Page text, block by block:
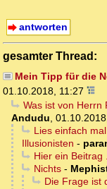
antworten
gesamter Thread:
Mein Tipp für die
01.10.2018, 11:27
Was ist von Herrn
Andudu,
Lies einfach
Illusionisten -
Hier ein Beitrag
Nichts-
Die Frage ist